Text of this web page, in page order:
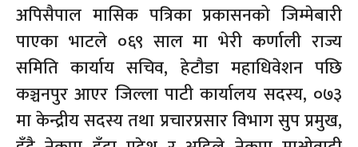
अपिसैपाल मासिक पत्रिका प्रकासनको जिम्मेबारी
पाएका भाटले ०६९ साल मा भेरी कर्णाली राज्य
समिति कार्याय सचिव, हेटौडा महाधिवेशन पछि
कञ्चनपुर आएर जिल्ला पाटी कार्यालय सदस्य, ०७३
मा केन्द्रीय सदस्य तथा प्रचारप्रसार विभाग सुप प्रमुख,